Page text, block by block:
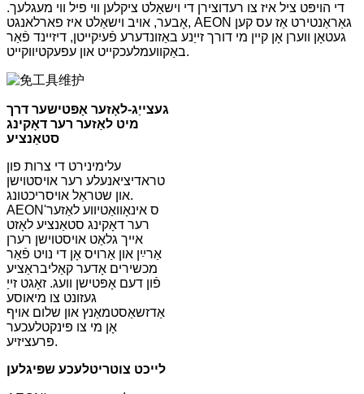
די הויפּט ציל איז צו רעדוצירן די וישאַלט ציקלען ווי פיל ווי מעגלעך.
אָבער, אויב וישאַלט איז פארלאנגט, AEON גאַראַנטירט אַז עס קען
געטאָן ווערן אָן קיין מי דורך זייַנע באַזונדערע פֿעיִקייטן, דיזיינד פֿאַר
באַקוועמלעכקייט און עפעקטיווקייט.
געצייַג-לאָזער אָפּטישער דרך
מיט לאַזער רער דאָקינג
סטאַנציע
עלימינירט די צרות פון
טראדיציאנעלע רער אויסטוישן
און שטראַל אויסריכטונג.
AEON'ס אינאָוואַטיווע לאַזער
רער דאָקינג סטאַנציע לאָזט
אייך גלאַט אויסטוישן רערן
אַרײַן און אַרויס אָן די נויט פֿאַר
מכשירים אָדער קאַליבראַציע
פֿון דעם אָפּטישן וועג. זאָגט זייַ
געזונט צו מיאוסע
אַדזשאַסטמאַנץ און שלום אויף
אָן מי צו פּינקטלעכער
פּרעציזיע.
לייכט צוטריטלעכע שפּיגלען